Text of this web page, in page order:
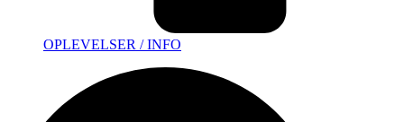
OPLEVELSER / INFO